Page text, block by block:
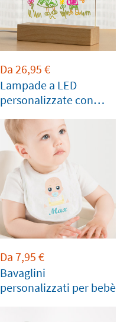
Da 26,95 €
Lampade a LED
personalizzate con
Da 7,95 €
Bavaglini
personalizzati per bebè